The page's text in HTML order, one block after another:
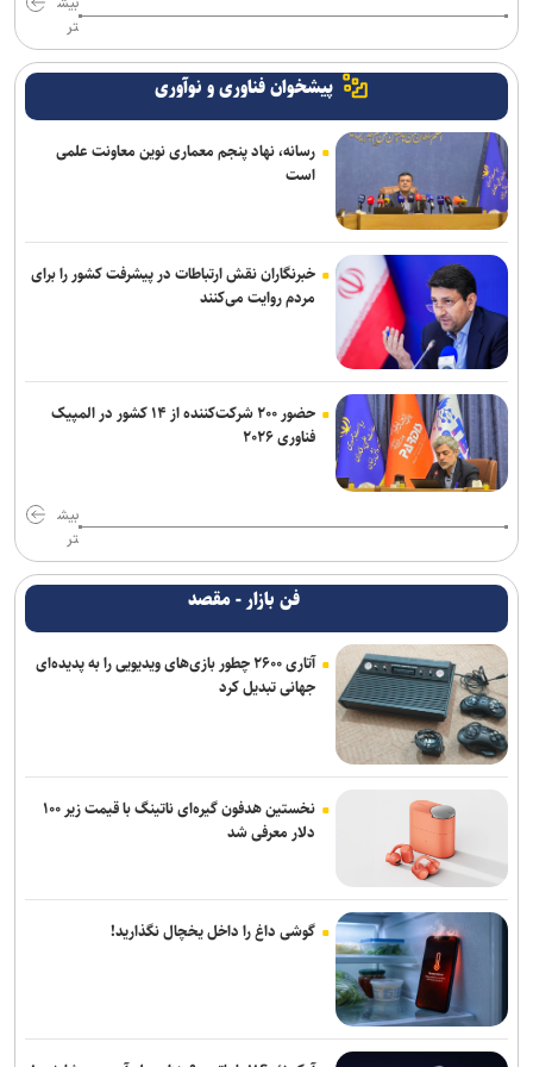
تر
پیشخوان فناوری و نوآوری
رسانه، نهاد پنجم معماری نوین معاونت علمی
است
خبرنگاران نقش ارتباطات در پیشرفت کشور را برای
مردم روایت می‌کنند
حضور ۲۰۰ شرکت‌کننده از ۱۴ کشور در المپیک
فناوری ۲۰۲۶
بیش
تر
فن بازار - مقصد
آتاری ۲۶۰۰ چطور بازی‌های ویدیویی را به پدیده‌ای
جهانی تبدیل کرد
نخستین هدفون گیره‌ای ناتینگ با قیمت زیر ۱۰۰
دلار معرفی شد
گوشی داغ را داخل یخچال نگذارید!